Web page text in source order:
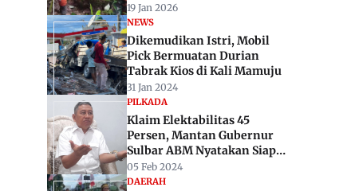
19 Jan 2026
NEWS
Dikemudikan Istri, Mobil
Pick Bermuatan Durian
Tabrak Kios di Kali Mamuju
31 Jan 2024
PILKADA
Klaim Elektabilitas 45
Persen, Mantan Gubernur
Sulbar ABM Nyatakan Siap
Maju Pilgub
05 Feb 2024
DAERAH